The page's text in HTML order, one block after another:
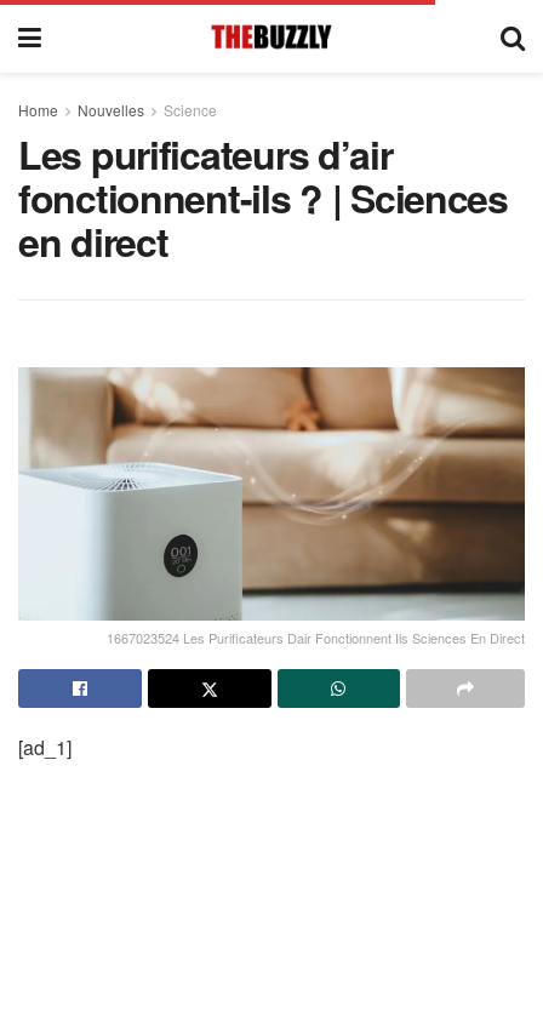
Home Nouvelles Science
Les purificateurs d’air
fonctionnent-ils ? | Sciences
en direct
1667023524 Les Purificateurs Dair Fonctionnent Ils Sciences En Direct
[ad_1]